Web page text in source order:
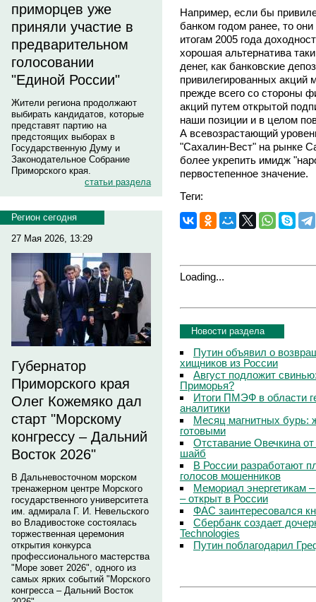
приморцев уже
приняли участие в
предварительном
голосовании
"Единой России"
Жители региона продолжают
выбирать кандидатов, которые
представят партию на
предстоящих выборах в
Государственную Думу и
Законодательное Собрание
Приморского края.
статьи раздела
Регион сегодня
27 Мая 2026, 13:29
Губернатор
Приморского края
Олег Кожемяко дал
старт "Морскому
конгрессу – Дальний
Восток 2026"
В Дальневосточном морском
тренажерном центре Морского
государственного университета
им. адмирала Г. И. Невельского
во Владивостоке состоялась
торжественная церемония
открытия конкурса
профессионального мастерства
"Море зовет 2026", одного из
самых ярких событий "Морского
конгресса – Дальний Восток
Например, если бы
банком годом ранее, то
итогам 2005 года
хорошая альтернатива
денег, как банковские
привилегированных акций
прежде всего со стороны
акций путем открытой
наши позиции и в целом
А всевозрастающий
"Сахалин-Вест" на рынке
более укрепить имидж
первостепенное значение.
Теги:
Loading...
Новости раздела
Путин объявил о
хищников из России
Август подложит
Приморья?
Итоги ПМЭФ в области
аналитики
Месяц магнитных бурь:
готовыми
Отставание Овечкина
шайб
В России разработают
голосов мошенников
Мемориал энергетикам
– открыт в России
ФАС заинтересовался
Сбербанк создает
Technologies
Путин поблагодарил